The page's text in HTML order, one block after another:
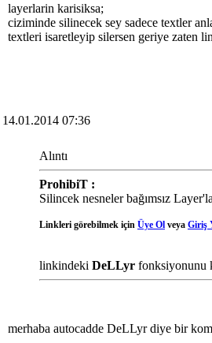
layerlarin karisiksa;
ciziminde silinecek sey sadece textler
textleri isaretleyip silersen geriye zaten
14.01.2014 07:36
Alıntı
ProhibiT :
Silincek nesneler bağımsız
Linkleri görebilmek için Üye Ol veya Giriş
linkindeki DeLLyr fonksiyonunu
merhaba autocadde DeLLyr diye bir